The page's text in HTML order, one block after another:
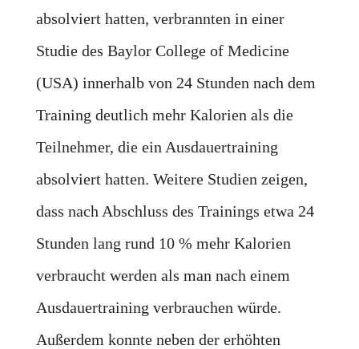
absolviert hatten, verbrannten in einer
Studie des Baylor College of Medicine
(USA) innerhalb von 24 Stunden nach dem
Training deutlich mehr Kalorien als die
Teilnehmer, die ein Ausdauertraining
absolviert hatten. Weitere Studien zeigen,
dass nach Abschluss des Trainings etwa 24
Stunden lang rund 10 % mehr Kalorien
verbraucht werden als man nach einem
Ausdauertraining verbrauchen würde.
Außerdem konnte neben der erhöhten